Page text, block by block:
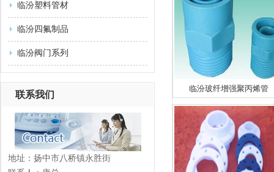
临汾塑料管材
临汾四氟制品
临汾阀门系列
联系我们
地址：扬中市八桥镇永胜街
临汾玻纤增强聚丙烯管